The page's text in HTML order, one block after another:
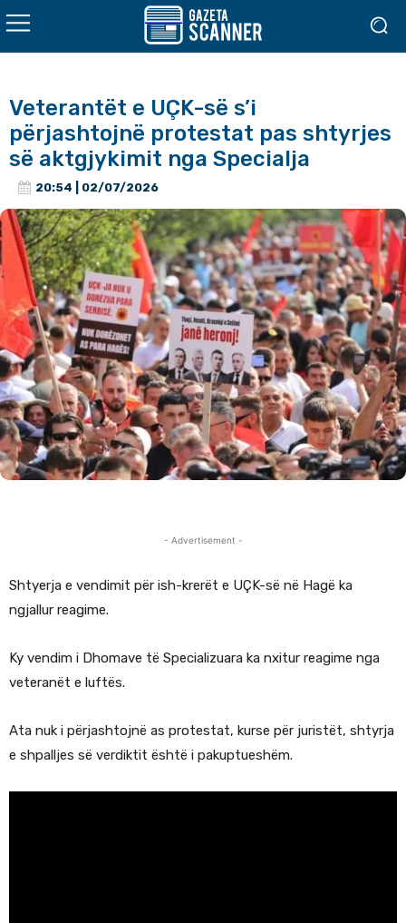
Veterantët e UÇK-së s’i
përjashtojnë protestat pas shtyrjes
së aktgjykimit nga Specialja
20:54 | 02/07/2026
- Advertisement -
Shtyerja e vendimit për ish-krerët e UÇK-së në Hagë ka
ngjallur reagime.
Ky vendim i Dhomave të Specializuara ka nxitur reagime nga
veteranët e luftës.
Ata nuk i përjashtojnë as protestat, kurse për juristët, shtyrja
e shpalljes së verdiktit është i pakuptueshëm.